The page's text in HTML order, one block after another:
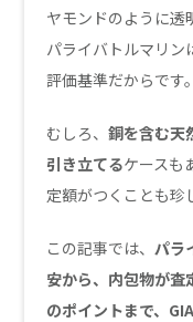
ヤモンドのように透
パライバトルマリン
評価基準だからです。
むしろ、銅を含む天
引き立てるケースも
定額がつくことも珍
この記事では、パラ
安から、内包物が査
のポイントまで、